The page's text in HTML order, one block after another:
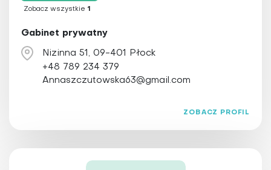
Zobacz wszystkie 1
Gabinet prywatny
Nizinna 51, 09-401 Płock
+48 789 234 379
Annaszczutowska63@gmail.com
ZOBACZ PROFIL